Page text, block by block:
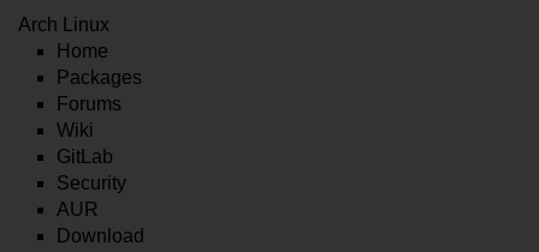
Arch Linux
Home
Packages
Forums
Wiki
GitLab
Security
AUR
Download